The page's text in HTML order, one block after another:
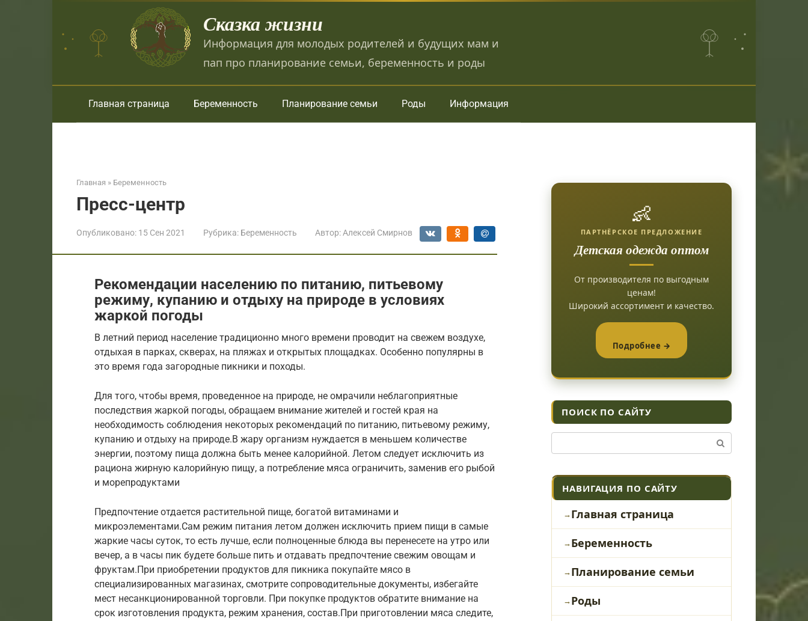
Сказка жизни
Информация для молодых родителей и будущих мам и
пап про планирование семьи, беременность и роды
Главная страница Беременность Планирование семьи Роды Информация
Главная » Беременность
Пресс-центр
Опубликовано: 15 Сен 2021 Рубрика: Беременность Автор: Алексей Смирнов
Рекомендации населению по питанию, питьевому
режиму, купанию и отдыху на природе в условиях
жаркой погоды
В летний период население традиционно много времени проводит на свежем воздухе,
отдыхая в парках, скверах, на пляжах и открытых площадках. Особенно популярны в
это время года загородные пикники и походы.
Для того, чтобы время, проведенное на природе, не омрачили неблагоприятные
последствия жаркой погоды, обращаем внимание жителей и гостей края на
необходимость соблюдения некоторых рекомендаций по питанию, питьевому режиму,
купанию и отдыху на природе.В жару организм нуждается в меньшем количестве
энергии, поэтому пища должна быть менее калорийной. Летом следует исключить из
рациона жирную калорийную пищу, а потребление мяса ограничить, заменив его рыбой
и морепродуктами
Предпочтение отдается растительной пище, богатой витаминами и
микроэлементами.Сам режим питания летом должен исключить прием пищи в самые
жаркие часы суток, то есть лучше, если полноценные блюда вы перенесете на утро или
вечер, а в часы пик будете больше пить и отдавать предпочтение свежим овощам и
фруктам.При приобретении продуктов для пикника покупайте мясо в
специализированных магазинах, смотрите сопроводительные документы, избегайте
мест несанкционированной торговли. При покупке продуктов обратите внимание на
срок изготовления продукта, режим хранения, состав.При приготовлении мяса следите,
👶
ПАРТНЁРСКОЕ ПРЕДЛОЖЕНИЕ
Детская одежда оптом
От производителя по выгодным
ценам!
Широкий ассортимент и качество.
Подробнее →
ПОИСК ПО САЙТУ
НАВИГАЦИЯ ПО САЙТУ
Главная страница
Беременность
Планирование семьи
Роды